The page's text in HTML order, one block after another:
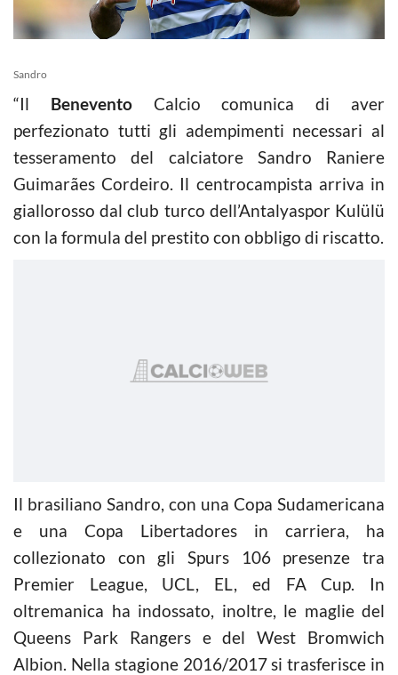
Sandro
“Il BeneventoCalcio comunica di aver
perfezionato tutti gli adempimenti necessari al
tesseramento del calciatore Sandro Raniere
Guimarães Cordeiro. Il centrocampista arriva in
giallorosso dal club turco dell’Antalyaspor Kulülü
con la formula del prestito con obbligo di riscatto.
Il brasiliano Sandro, con una Copa Sudamericana
e una Copa Libertadores in carriera, ha
collezionato con gli Spurs 106 presenze tra
Premier League, UCL, EL, ed FA Cup. In
oltremanica ha indossato, inoltre, le maglie del
Queens Park Rangers e del West Bromwich
Albion. Nella stagione 2016/2017 si trasferisce in